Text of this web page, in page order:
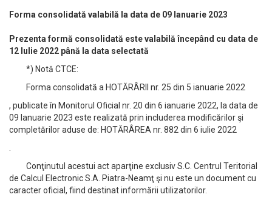
Forma consolidată valabilă la data de 09 Ianuarie 2023
Prezenta formă consolidată este valabilă începând cu data de
12 Iulie 2022 până la data selectată
*) Notă CTCE:
Forma consolidată a HOTĂRÂRII nr. 25 din 5 ianuarie 2022
, publicate în Monitorul Oficial nr. 20 din 6 ianuarie 2022, la data de
09 Ianuarie 2023 este realizată prin includerea modificărilor şi
completărilor aduse de: HOTĂRÂREA nr. 882 din 6 iulie 2022
Conţinutul acestui act aparţine exclusiv S.C. Centrul Teritorial
de Calcul Electronic S.A. Piatra-Neamţ şi nu este un document cu
caracter oficial, fiind destinat informării utilizatorilor.